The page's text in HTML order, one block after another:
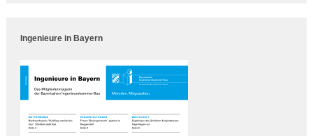
Ingenieure in Bayern